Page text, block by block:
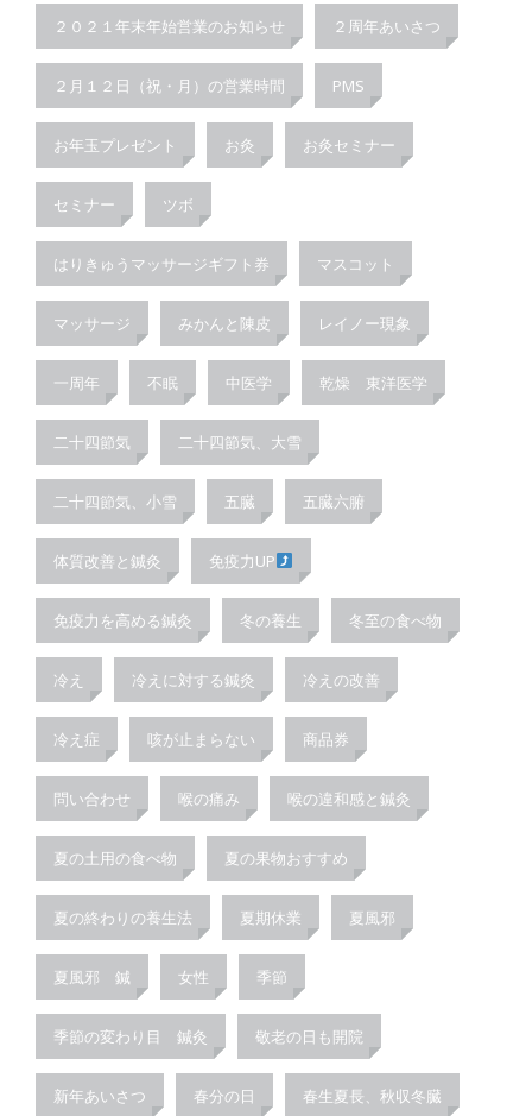
２０２１年末年始営業のお知らせ ２周年あいさつ
２月１２日（祝・月）の営業時間 PMS
お年玉プレゼント お灸 お灸セミナー
セミナー ツボ
はりきゅうマッサージギフト券 マスコット
マッサージ みかんと陳皮 レイノー現象
一周年 不眠 中医学 乾燥 東洋医学
二十四節気 二十四節気、大雪
二十四節気、小雪 五臓 五臓六腑
体質改善と鍼灸 免疫力UP
免疫力を高める鍼灸 冬の養生 冬至の食べ物
冷え 冷えに対する鍼灸 冷えの改善
冷え症 咳が止まらない 商品券
問い合わせ 喉の痛み 喉の違和感と鍼灸
夏の土用の食べ物 夏の果物おすすめ
夏の終わりの養生法 夏期休業 夏風邪
夏風邪 鍼 女性 季節
季節の変わり目 鍼灸 敬老の日も開院
新年あいさつ 春分の日 春生夏長、秋収冬臓